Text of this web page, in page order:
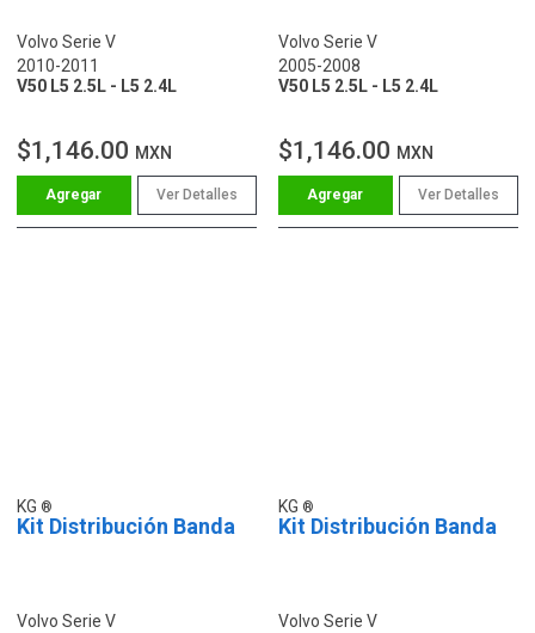
Volvo Serie V
2010-2011
V50 L5 2.5L - L5 2.4L
$1,146.00 MXN
Ver Detalles
Volvo Serie V
2005-2008
V50 L5 2.5L - L5 2.4L
$1,146.00 MXN
Ver Detalles
KG
Kit Distribución Banda
Volvo Serie V
KG
Kit Distribución Banda
Volvo Serie V